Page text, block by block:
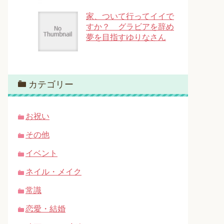
家、ついて行ってイイで
すか？ グラビアを辞め
夢を目指すゆりなさん
カテゴリー
お祝い
その他
イベント
ネイル・メイク
常識
恋愛・結婚